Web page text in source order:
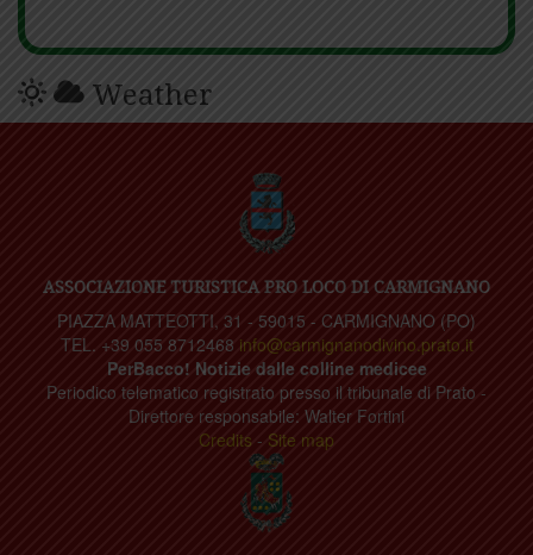
Weather
ASSOCIAZIONE TURISTICA PRO LOCO DI CARMIGNANO
PIAZZA MATTEOTTI, 31 - 59015 - CARMIGNANO (PO)
TEL. +39 055 8712468 info@carmignanodivino.prato.it
PerBacco! Notizie dalle colline medicee
Periodico telematico registrato presso il tribunale di Prato -
Direttore responsabile: Walter Fortini
Credits - Site map